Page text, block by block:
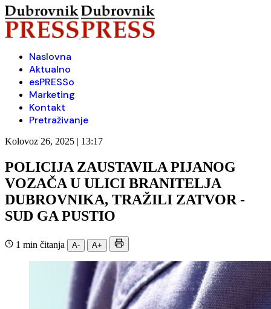
Naslovna
Aktualno
esPRESSo
Marketing
Kontakt
Pretraživanje
Kolovoz 26, 2025 | 13:17
POLICIJA ZAUSTAVILA PIJANOG
VOZAČA U ULICI BRANITELJA
DUBROVNIKA, TRAŽILI ZATVOR -
SUD GA PUSTIO
1 min čitanja A- A+